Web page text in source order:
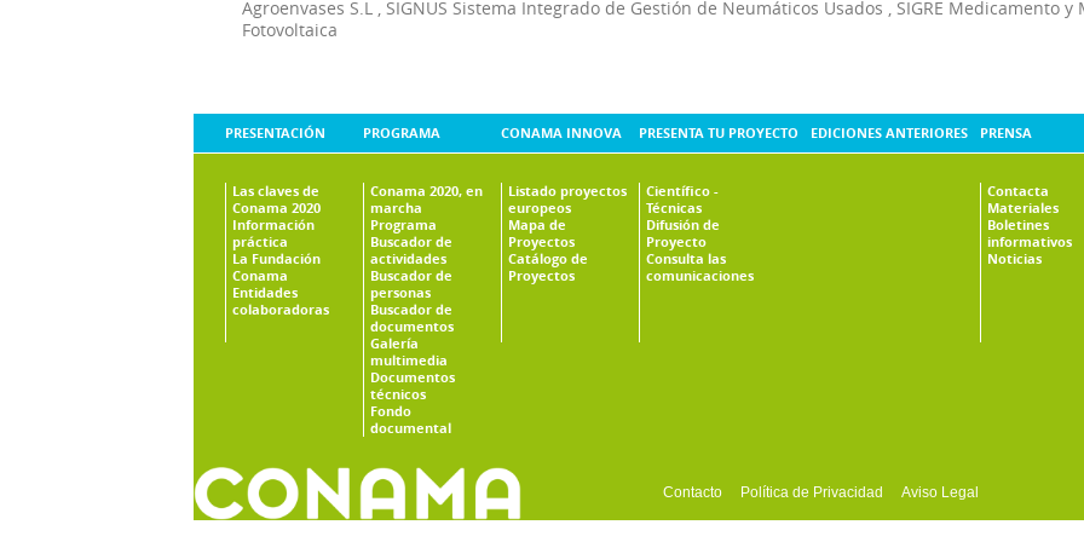
Agroenvases S.L
SIGNUS Sistema Integrado de Gestión de Neumáticos Usados SIGRE Medicamento
Fotovoltaica
PRESENTACIÓN
Las claves de
Conama 2020
Información
práctica
La Fundación
Conama
Entidades
colaboradoras
PROGRAMA
Conama 2020, en
marcha
Programa
Buscador de
actividades
Buscador de
personas
Buscador de
documentos
Galería
multimedia
Documentos
técnicos
Fondo
documental
CONAMA INNOVA
Listado proyectos
europeos
Mapa de
Proyectos
Catálogo de
Proyectos
PRESENTA TU PROYECTO
Científico -
Técnicas
Difusión de
Proyecto
Consulta las
comunicaciones
EDICIONES ANTERIORES PRENSA
Contacta
Materiales
Boletines
informativos
Noticias
Contacto Política de Privacidad Aviso Legal